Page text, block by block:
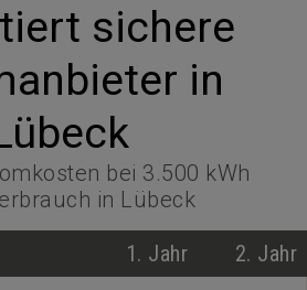
sichere
in
bei 3.500 kWh
in Lübeck
1. Jahr
2. Jahr